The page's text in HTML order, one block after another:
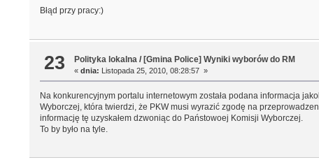
Błąd przy pracy:)
23 Polityka lokalna /[Gmina Police] Wyniki wyborów do RM
«dnia: Listopada 25, 2010, 08:28:57 »
Na konkurencyjnym portalu internetowym została podana informacja
Wyborczej, która twierdzi, że PKW musi wyrazić zgodę na
informację tę uzyskałem dzwoniąc do Państowoej Komisji Wyborczej.
To by było na tyle.